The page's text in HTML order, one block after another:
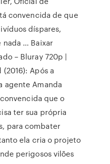
convencida de que
díspares,
nada … Baixar
– Bluray 720p |
Após a
agente Amanda
que o
ter sua própria
para combater
ela cria o projeto
perigosos vilões